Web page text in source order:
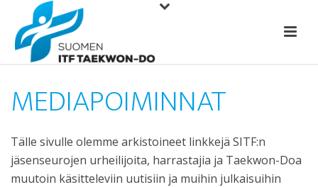
MEDIAPOIMINNAT
Tälle sivulle olemme arkistoineet linkkejä SITF:n
jäsenseurojen urheilijoita, harrastajia ja Taekwon-Doa
muutoin käsitteleviin uutisiin ja muihin julkaisuihin